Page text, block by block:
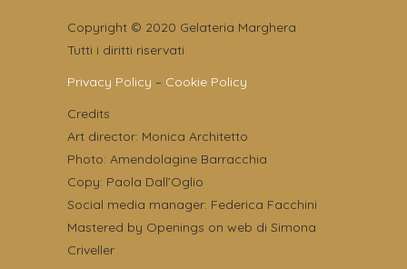
Copyright © 2020 Gelateria Marghera
Tutti i diritti riservati
Privacy Policy – Cookie Policy
Credits
Art director: Monica Architetto
Photo: Amendolagine Barracchia
Copy: Paola Dall’Oglio
Social media manager: Federica Facchini
Mastered by Openings on web di Simona
Criveller